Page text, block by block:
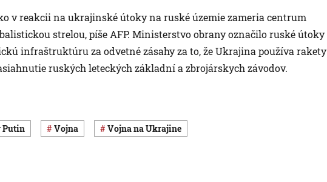
v reakcii na ukrajinské útoky na ruské územie zameria centrum
strelou, píše AFP. Ministerstvo obrany označilo ruské útoky
infraštruktúru za odvetné zásahy za to, že Ukrajina používa rakety
ruských leteckých základní a zbrojárskych závodov.
Putin vojna vojna na Ukrajine